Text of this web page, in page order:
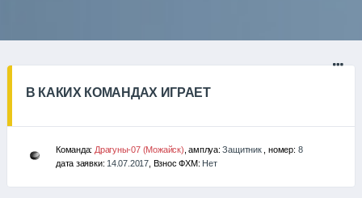
В КАКИХ КОМАНДАХ ИГРАЕТ
Команда: Драгуны-07 (Можайск) , амплуа:Защитник, номер: 8
дата заявки: 14.07.2017, Взнос ФХМ: Нет